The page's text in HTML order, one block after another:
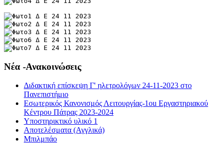
Νέα -Ανακοινώσεις
Διδακτική επίσκεψη Γ' ηλετρολόγων 24-11-2023 στο
Πανεπιστήμιο
Εσωτερικός Κανονισμός Λειτουργίας-1οu Εργαστηριακού
Κέντρου Πάτρας 2023-2024
Υποστηρικτικό υλικό 1
Αποτελέσματα (Αγγλικά)
Μπιλμπάο